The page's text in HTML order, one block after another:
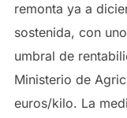
remonta ya a
sostenida, con
umbral de
Ministerio de
euros/kilo. La